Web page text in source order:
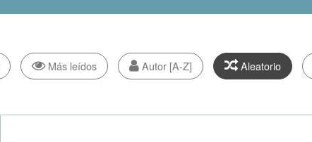
Más leídos Autor [A-Z] Aleatorio